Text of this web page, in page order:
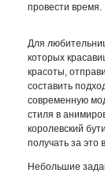
провести время.
Для
которых
красоты,
составить
современную
стиля в
королевский
получать за это
Небольшие